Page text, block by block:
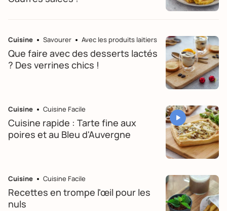
Cuisine Savourer Avec les produits laitiers
Que faire avec des desserts lactés
? Des verrines chics !
Cuisine Cuisine Facile
Cuisine rapide : Tarte fine aux
poires et au Bleu d'Auvergne
Cuisine Cuisine Facile
Recettes en trompe l'œil pour les
nuls